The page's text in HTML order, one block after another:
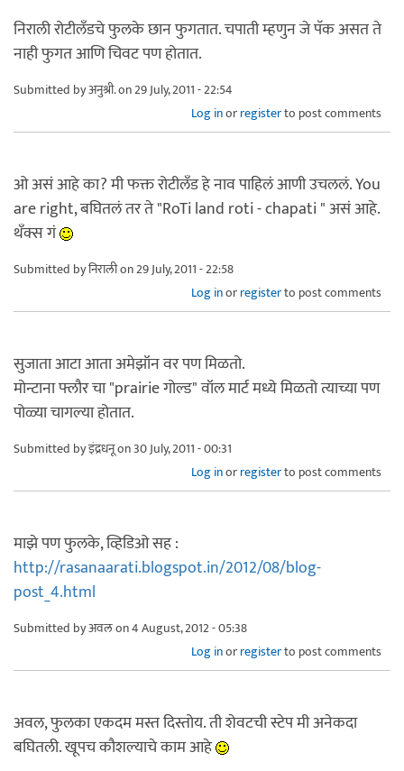
निराली रोटीलँडचे फुलके छान फुगतात. चपाती म्हणुन जे पॅक असत ते
नाही फुगत आणि चिवट पण होतात.
Submitted byअनुश्री.on 29 July, 2011 - 22:54
Log inorregisterto post comments
ओ असं आहे का? मी फक्त रोटीलँड हे नाव पाहिलं आणी उचललं. You
are right, बघितलं तर ते "RoTi land roti - chapati " असं आहे.
थँक्स गं
Submitted byनिरालीon 29 July, 2011 - 22:58
Log inorregisterto post comments
सुजाता आटा आता अमेझॉन वर पण मिळतो.
मोन्टाना फ्लौर चा "prairie गोल्ड" वॉल मार्ट मध्ये मिळतो त्याच्या पण
पोळ्या चागल्या होतात.
Submitted byइंद्रधनूon 30 July, 2011 - 00:31
Log inorregisterto post comments
माझे पण फुलके, व्हिडिओ सह :
http://rasanaarati.blogspot.in/2012/08/blog-
post_4.html
Submitted byअवलon 4 August, 2012 - 05:38
Log inorregisterto post comments
अवल, फुलका एकदम मस्त दिस्तोय. ती शेवटची स्टेप मी अनेकदा
बघितली. खूपच कौशल्याचे काम आहे